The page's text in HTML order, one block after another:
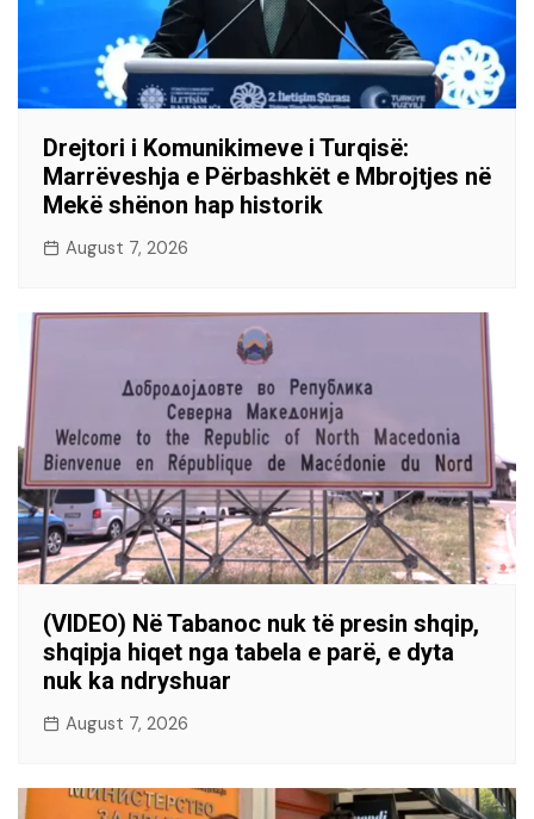
Drejtori i Komunikimeve i Turqisë:
Marrëveshja e Përbashkët e Mbrojtjes në
Mekë shënon hap historik
August 7, 2026
(VIDEO) Në Tabanoc nuk të presin shqip,
shqipja hiqet nga tabela e parë, e dyta
nuk ka ndryshuar
August 7, 2026